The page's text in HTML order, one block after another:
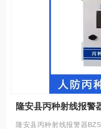
隆安县丙种射线报警
隆安县丙种射线报警器